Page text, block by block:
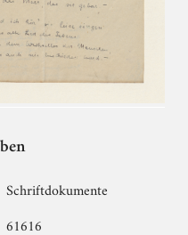
Schriftdokumente
61616